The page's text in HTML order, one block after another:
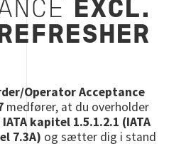
EXCL.
Operator Acceptance
medfører, at du overholder
IATA kapitel 1.5.1.2.1 (IATA
7.3A) og sætter dig i stand